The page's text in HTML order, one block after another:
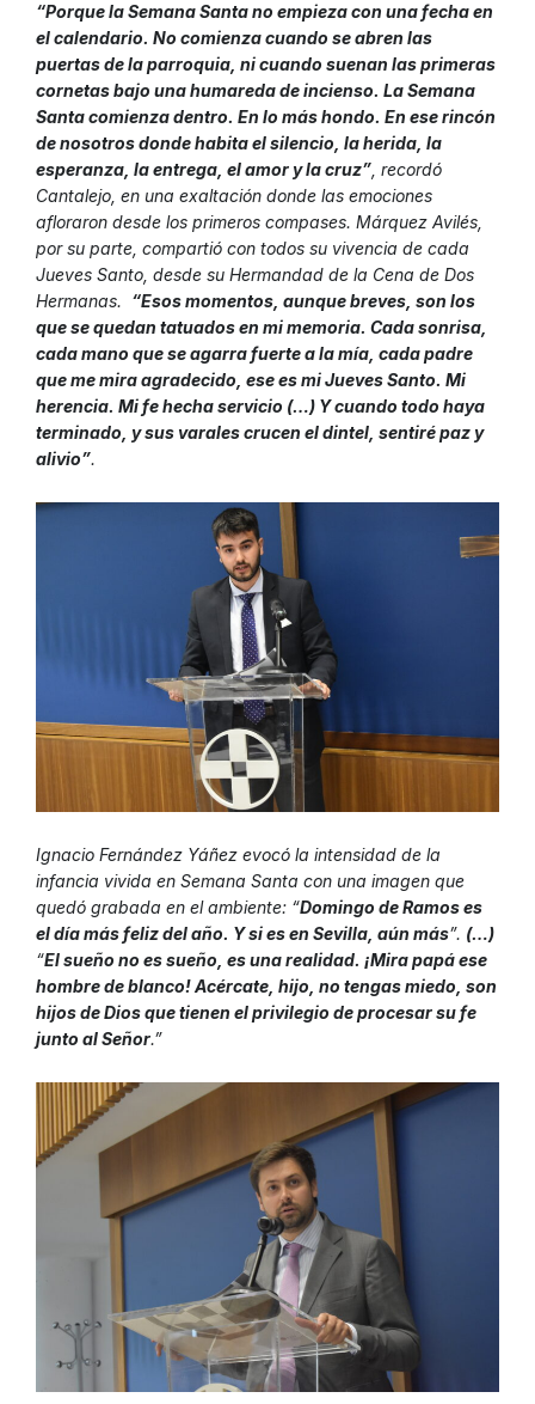
“Porque la Semana Santa no empieza con una fecha en
el calendario. No comienza cuando se abren las
puertas de la parroquia, ni cuando suenan las primeras
cornetas bajo una humareda de incienso. La Semana
Santa comienza dentro. En lo más hondo. En ese rincón
de nosotros donde habita el silencio, la herida, la
esperanza, la entrega, el amor y la cruz”, recordó
Cantalejo, en una exaltación donde las emociones
afloraron desde los primeros compases. Márquez Avilés,
por su parte, compartió con todos su vivencia de cada
Jueves Santo, desde su Hermandad de la Cena de Dos
Hermanas. “Esos momentos, aunque breves, son los
que se quedan tatuados en mi memoria. Cada sonrisa,
cada mano que se agarra fuerte a la mía, cada padre
que me mira agradecido, ese es mi Jueves Santo. Mi
herencia. Mi fe hecha servicio (…) Y cuando todo haya
terminado, y sus varales crucen el dintel, sentiré paz y
alivio”.
Ignacio Fernández Yáñez evocó la intensidad de la
infancia vivida en Semana Santa con una imagen que
quedó grabada en el ambiente: “Domingo de Ramos es
el día más feliz del año. Y si es en Sevilla, aún más”. (…)
“El sueño no es sueño, es una realidad. ¡Mira papá ese
hombre de blanco! Acércate, hijo, no tengas miedo, son
hijos de Dios que tienen el privilegio de procesar su fe
junto al Señor.”